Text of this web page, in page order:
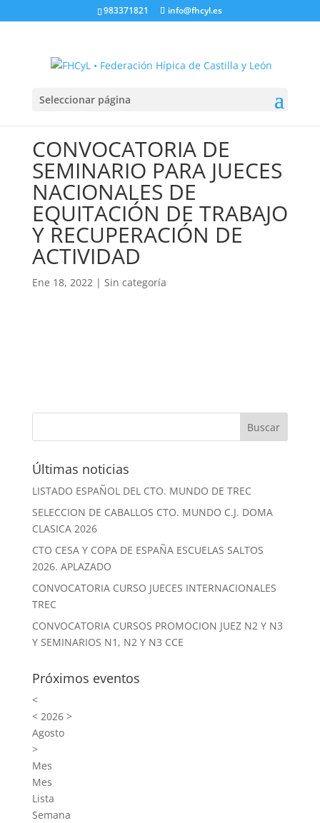
983371821 info@fhcyl.es
Seleccionar página
CONVOCATORIA DE
SEMINARIO PARA JUECES
NACIONALES DE
EQUITACIÓN DE TRABAJO
Y RECUPERACIÓN DE
ACTIVIDAD
Ene 18, 2022| Sin categoría
Últimas noticias
LISTADO ESPAÑOL DEL CTO. MUNDO DE TREC
SELECCION DE CABALLOS CTO. MUNDO C.J. DOMA
CLASICA 2026
CTO CESA Y COPA DE ESPAÑA ESCUELAS SALTOS
2026. APLAZADO
CONVOCATORIA CURSO JUECES INTERNACIONALES
TREC
CONVOCATORIA CURSOS PROMOCION JUEZ N2 Y N3
Y SEMINARIOS N1, N2 Y N3 CCE
Próximos eventos
<
<2026 >
Agosto
>
Mes
Mes
Lista
Semana